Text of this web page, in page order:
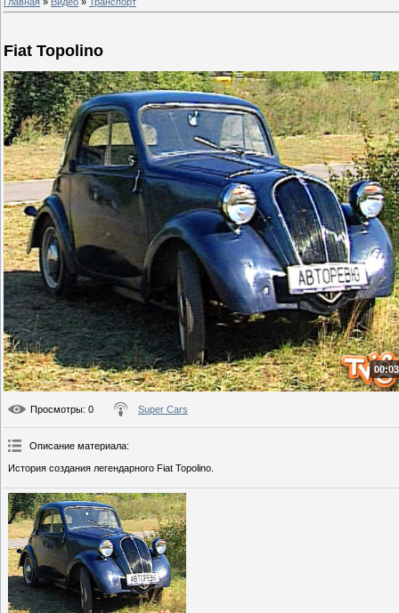
Fiat Topolino
Просмотры: 0 Super Cars
Описание материала:
История создания легендарного Fiat Topolino.